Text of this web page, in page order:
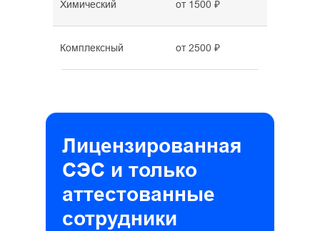
Химический от 1500 ₽
Комплексный от 2500 ₽
Лицензированная
СЭС и только
аттестованные
сотрудники